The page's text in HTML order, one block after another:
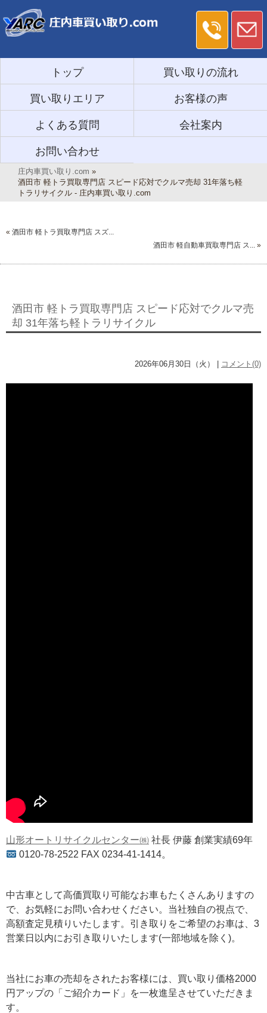
トップ 買い取りの流れ
買い取りエリア お客様の声
よくある質問 会社案内
お問い合わせ
庄内車買い取り.com »
酒田市 軽トラ買取専門店 スピード応対でクルマ売却 31年落ち軽
トラリサイクル - 庄内車買い取り.com
« 酒田市 軽トラ買取専門店 スズ...
酒田市 軽自動車買取専門店 ス... »
酒田市 軽トラ買取専門店 スピード応対でクルマ売
却 31年落ち軽トラリサイクル
2026年06月30日（火） | コメント(0)
山形オートリサイクルセンター㈱ 社長 伊藤 創業実績69年
0120-78-2522 FAX 0234-41-1414。
中古車として高価買取り可能なお車もたくさんありますの
で、お気軽にお問い合わせください。当社独自の視点で、
高額査定見積りいたします。引き取りをご希望のお車は、3
営業日以内にお引き取りいたします(一部地域を除く)。
当社にお車の売却をされたお客様には、買い取り価格2000
円アップの「ご紹介カード」を一枚進呈させていただきま
す。